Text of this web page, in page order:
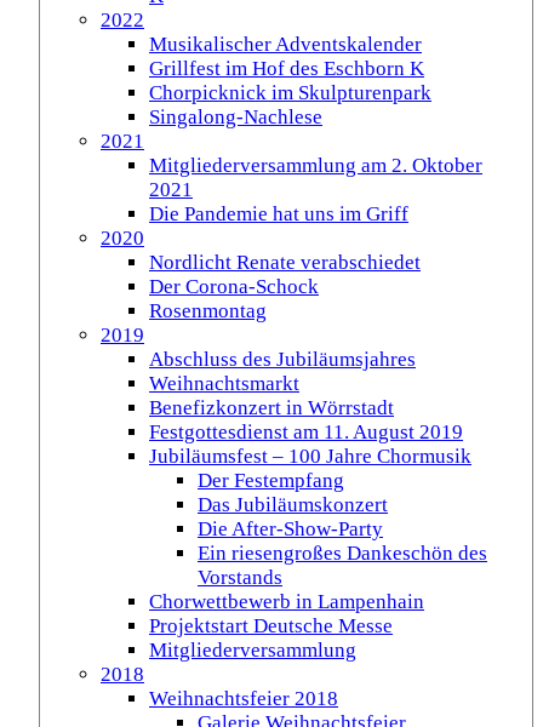
2022
Musikalischer Adventskalender
Grillfest im Hof des Eschborn K
Chorpicknick im Skulpturenpark
Singalong-Nachlese
2021
Mitgliederversammlung am 2. Oktober
2021
Die Pandemie hat uns im Griff
2020
Nordlicht Renate verabschiedet
Der Corona-Schock
Rosenmontag
2019
Abschluss des Jubiläumsjahres
Weihnachtsmarkt
Benefizkonzert in Wörrstadt
Festgottesdienst am 11. August 2019
Jubiläumsfest – 100 Jahre Chormusik
Der Festempfang
Das Jubiläumskonzert
Die After-Show-Party
Ein riesengroßes Dankeschön des
Vorstands
Chorwettbewerb in Lampenhain
Projektstart Deutsche Messe
Mitgliederversammlung
2018
Weihnachtsfeier 2018